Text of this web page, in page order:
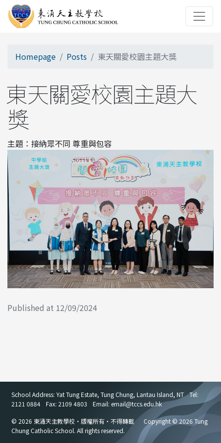
Homepage Posts 東天關愛校園主題大獎
東天關愛校園主題大
獎
主題：接納眾不同 尊重與包容
Published at 12/09/2024
School Address: Yat Tung Estate, Tung Chung, Lantau Island, NT
Tel:
2121 0884
Fax: 2109 4803 Email: email@tccs.edu.hk
© 2026 東涌天主教學校・版權所有・不得轉載
Copyright © 2026 Tung
Chung Catholic School. All rights reserved.